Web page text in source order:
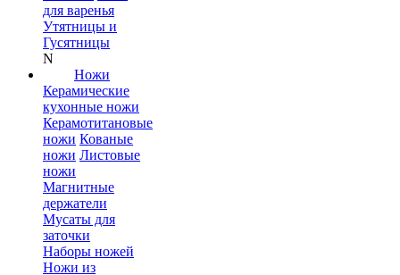
для варенья
Утятницы и
Гусятницы
N
Ножи
Керамические
кухонные ножи
Керамотитановые
ножи Кованые
ножи Листовые
ножи
Магнитные
держатели
Мусаты для
заточки
Наборы ножей
Ножи из